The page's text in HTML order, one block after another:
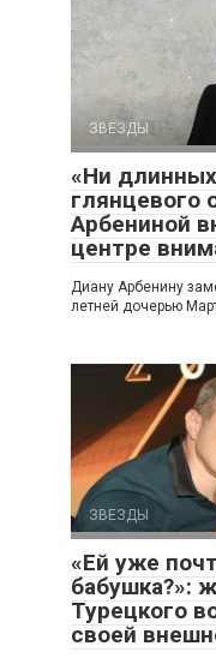
ЗВЕЗДЫ
«Ни
глянцевого
Арбениной
центре
Диану Арбенину
летней дочерью
ЗВЕЗДЫ
«Ей уже
бабушка?»:
Турецкого
своей